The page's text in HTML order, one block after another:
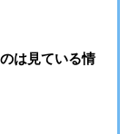
は見ている情